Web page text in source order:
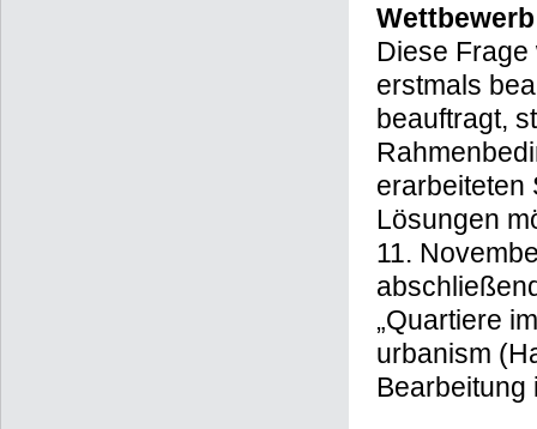
Wettbewerb
Diese Frage
erstmals
beauftragt,
erarbeiteten
Lösungen
11.
„Quartiere
urbanism
Bearbeitung